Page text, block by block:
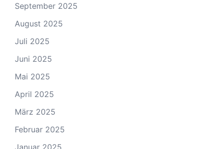
September 2025
August 2025
Juli 2025
Juni 2025
Mai 2025
April 2025
März 2025
Februar 2025
Januar 2025